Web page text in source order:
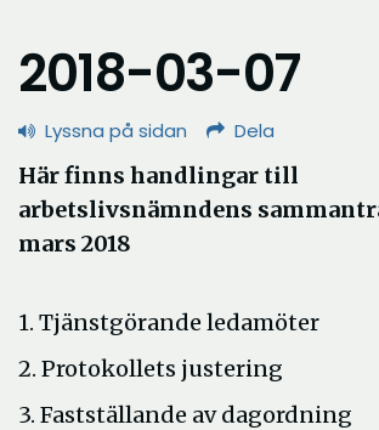
2018-03-07
Lyssna på sidan Dela
Här finns handlingar till
arbetslivsnämndens
mars 2018
1. Tjänstgörande ledamöter
2. Protokollets justering
3. Fastställande av dagordning